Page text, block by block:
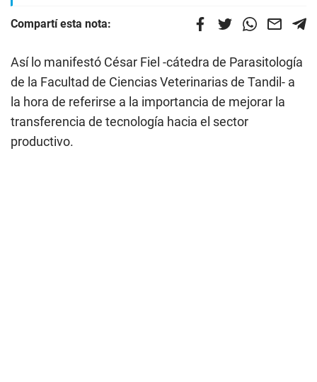
Compartí esta nota:
Así lo manifestó César Fiel -cátedra de Parasitología
de la Facultad de Ciencias Veterinarias de Tandil- a
la hora de referirse a la importancia de mejorar la
transferencia de tecnología hacia el sector
productivo.